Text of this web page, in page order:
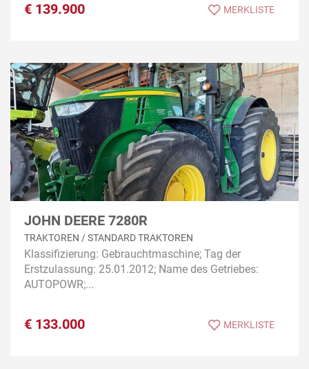
€ 139.900 MERKLISTE
JOHN DEERE 7280R
TRAKTOREN / STANDARD TRAKTOREN
Klassifizierung: Gebrauchtmaschine; Tag der
Erstzulassung: 25.01.2012; Name des Getriebes:
AUTOPOWR;...
€ 133.000 MERKLISTE